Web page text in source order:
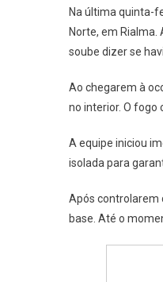
Na última quinta-
Norte, em
soube dizer se
Ao chegarem à
no interior. O fogo
A equipe iniciou
isolada para
Após controlarem
base. Até o